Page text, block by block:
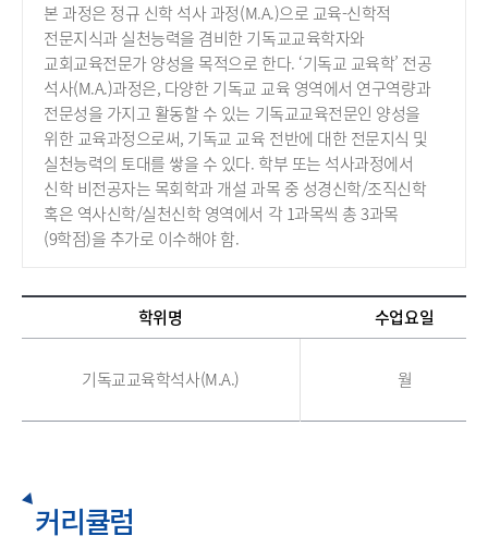
본 과정은 정규 신학 석사 과정(M.A.)으로 교육-신학적
전문지식과 실천능력을 겸비한 기독교교육학자와
교회교육전문가 양성을 목적으로 한다. ‘기독교 교육학’ 전공
석사(M.A.)과정은, 다양한 기독교 교육 영역에서 연구역량과
전문성을 가지고 활동할 수 있는 기독교교육전문인 양성을
위한 교육과정으로써, 기독교 교육 전반에 대한 전문지식 및
실천능력의 토대를 쌓을 수 있다. 학부 또는 석사과정에서
신학 비전공자는 목회학과 개설 과목 중 성경신학/조직신학
혹은 역사신학/실천신학 영역에서 각 1과목씩 총 3과목
(9학점)을 추가로 이수해야 함.
학위명 수업요일
기독교교육학석사(M.A.) 월
커리큘럼